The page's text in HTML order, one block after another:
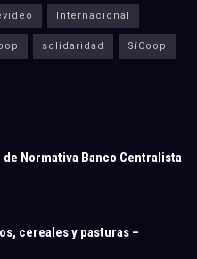
Internacional
solidaridad SíCoop
Normativa Banco Centralista
cereales y pasturas –